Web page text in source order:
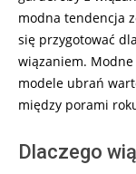
modna tendencja
się przygotować
wiązaniem.
modele ubrań
między porami
Dlaczego